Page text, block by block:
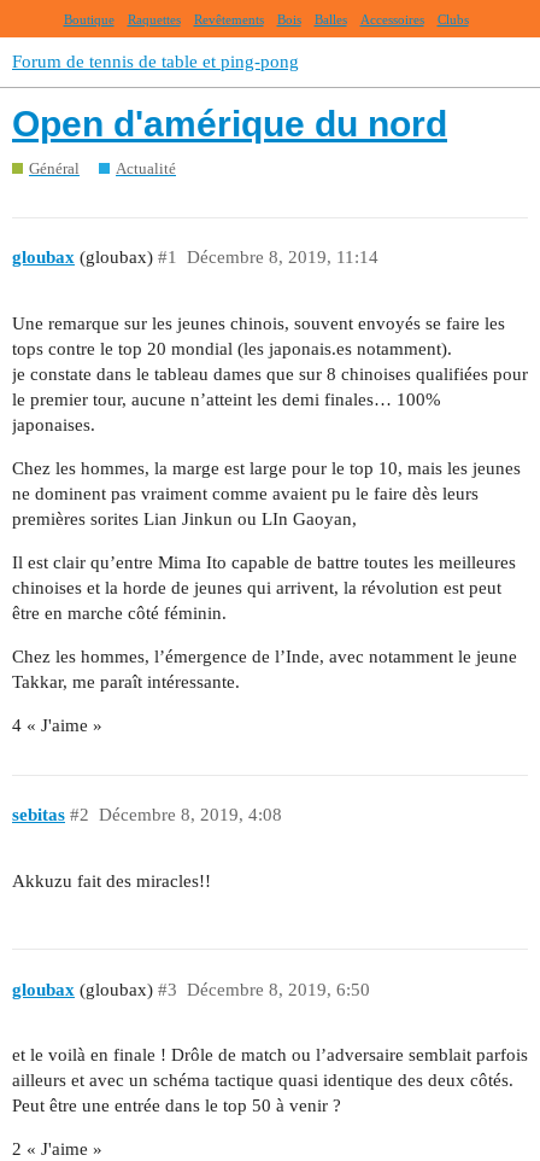
Boutique Raquettes Revêtements Bois Balles Accessoires Clubs
Forum de tennis de table et ping-pong
Open d'amérique du nord
Général Actualité
gloubax (gloubax) Décembre 8, 2019, 11:14
#1
Une remarque sur les jeunes chinois, souvent envoyés se faire les
tops contre le top 20 mondial (les japonais.es notamment).
je constate dans le tableau dames que sur 8 chinoises qualifiées pour
le premier tour, aucune n’atteint les demi finales… 100%
japonaises.
Chez les hommes, la marge est large pour le top 10, mais les jeunes
ne dominent pas vraiment comme avaient pu le faire dès leurs
premières sorites Lian Jinkun ou LIn Gaoyan,
Il est clair qu’entre Mima Ito capable de battre toutes les meilleures
chinoises et la horde de jeunes qui arrivent, la révolution est peut
être en marche côté féminin.
Chez les hommes, l’émergence de l’Inde, avec notamment le jeune
Takkar, me paraît intéressante.
4 « J'aime »
sebitas Décembre 8, 2019, 4:08
#2
Akkuzu fait des miracles!!
gloubax (gloubax) Décembre 8, 2019, 6:50
#3
et le voilà en finale ! Drôle de match ou l’adversaire semblait parfois
ailleurs et avec un schéma tactique quasi identique des deux côtés.
Peut être une entrée dans le top 50 à venir ?
2 « J'aime »